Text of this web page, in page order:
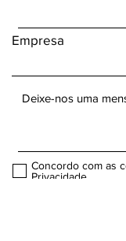
Empresa
Concordo com as
Privacidade